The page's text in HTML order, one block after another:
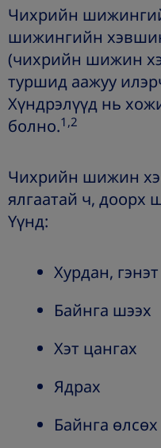
Чихрийн
шижингийн
(чихрийн шижин
туршид аажуу
Хүндрэлүүд нь
болно.1,2
Чихрийн шижин
ялгаатай ч, доорх
Үүнд:
Хурдан,
Байнга шээх
Хэт цангах
Ядрах
Байнга